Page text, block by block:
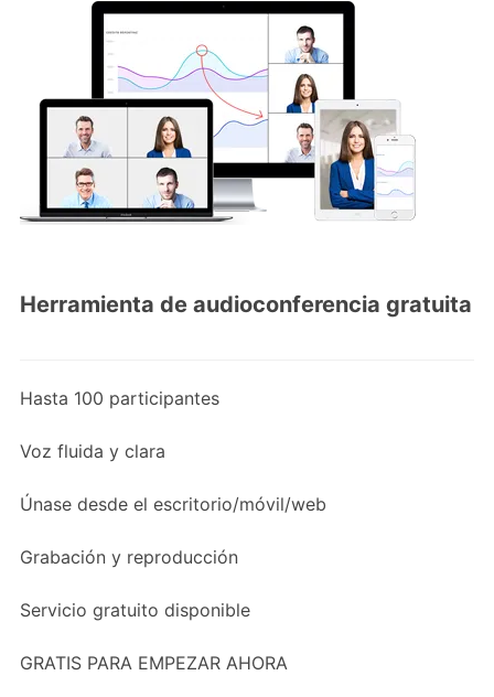
Herramienta de audioconferencia gratuita
Hasta 100 participantes
Voz fluida y clara
Únase desde el escritorio/móvil/web
Grabación y reproducción
Servicio gratuito disponible
GRATIS PARA EMPEZAR AHORA